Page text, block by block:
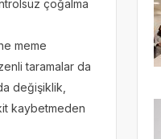
çoğalma
meme
taramalar da
değişiklik,
kaybetmeden